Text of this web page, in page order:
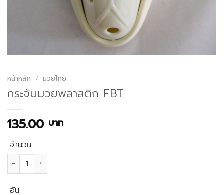
หน้าหลัก / มวยไทย
กระจับมวยพลาสติก FBT
135.00 บาท
จำนวน
จำนวน กระจับมวยพลาสติก FBT ชิ้น
อัน